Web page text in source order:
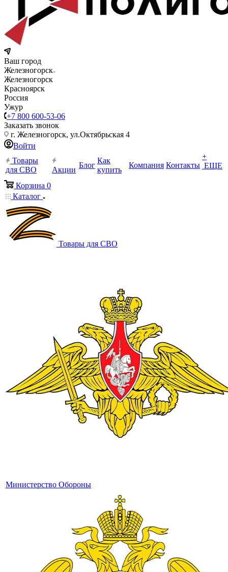
Ваш город
Железногорск
Железногорск
Красноярск
Россия
Ужур
+7 800 600-53-06
Заказать звонок
г. Железногорск, ул.Октябрьская 4
Войти
Товары
для СВО
Акции
Блог
Как
купить
Компания Контакты
+
ЕЩЕ
Корзина 0
Каталог
Товары для СВО
Министерство Обороны